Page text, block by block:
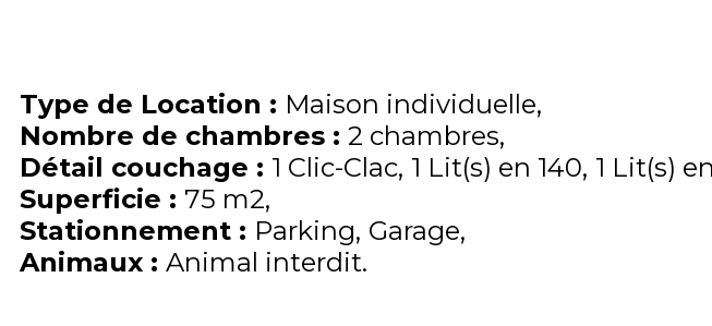
Type de Location : Maison individuelle
Nombre de chambres : 2 chambres
Détail couchage : 1 Clic-Clac 1 Lit(s) en 140 1 Lit(s)
Superficie : 75 m2
Stationnement : Parking Garage
Animaux : Animal interdit